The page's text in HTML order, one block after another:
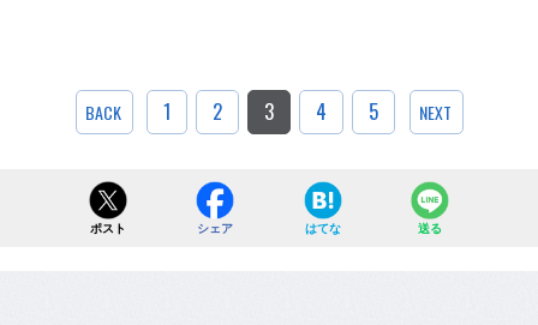
BACK 1 2 3 4 5 NEXT
ポスト シェア はてな 送る